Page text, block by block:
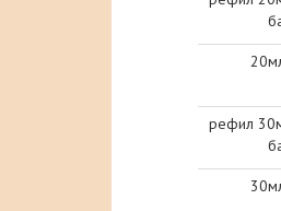
рефил